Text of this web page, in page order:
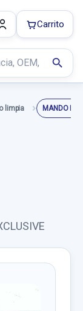
search
Carrito
limpia MANDO